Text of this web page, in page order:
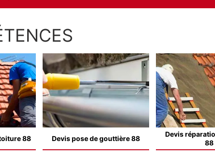
88 Devis pose de gouttière 88
Devis
88